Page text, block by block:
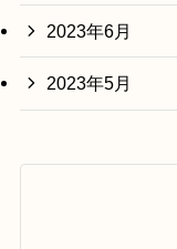
2023年6月
2023年5月